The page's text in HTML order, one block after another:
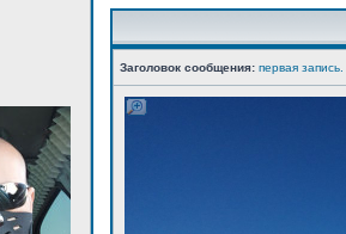
Заголовок сообщения: первая